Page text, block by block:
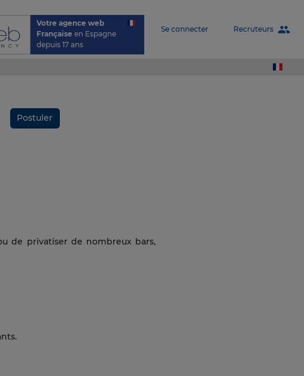
Votre agence web
Française en Espagne
depuis 17 ans
Se connecter Recruteurs people
Postuler
de privatiser de nombreux bars,